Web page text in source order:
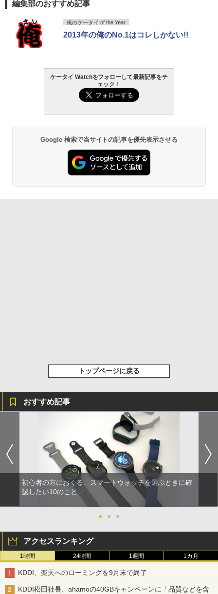
編集部のおすすめ記事
俺のケータイ of the Year
2013年の俺のNo.1はコレしかない!!
ケータイ Watchをフォローして最新記事をチ
ェック！
Google 検索で当サイトの記事を優先表示させる
トップページに戻る
おすすめ記事
初心者の方におくる、スマートウォッチを選ぶときに確
認したい10のこと
● ● ●
アクセスランキング
1時間 24時間 1週間 1カ月
KDDI、楽天へのローミングを9月末で終了
KDDI松田社長、ahamoの40GBキャンペーンに「品質などを含